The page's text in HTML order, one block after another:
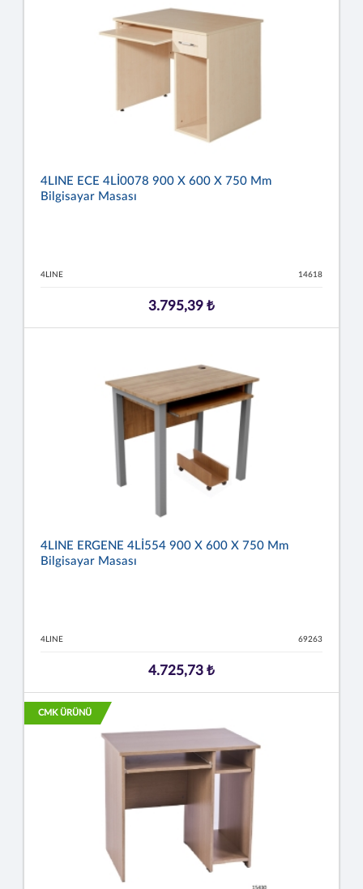
4LINE ECE 4Lİ0078 900 X 600 X 750 Mm
Bilgisayar Masası
4LINE 14618
3.795,39 ₺
4LINE ERGENE 4Lİ554 900 X 600 X 750 Mm
Bilgisayar Masası
4LINE 69263
4.725,73 ₺
CMK ÜRÜNÜ